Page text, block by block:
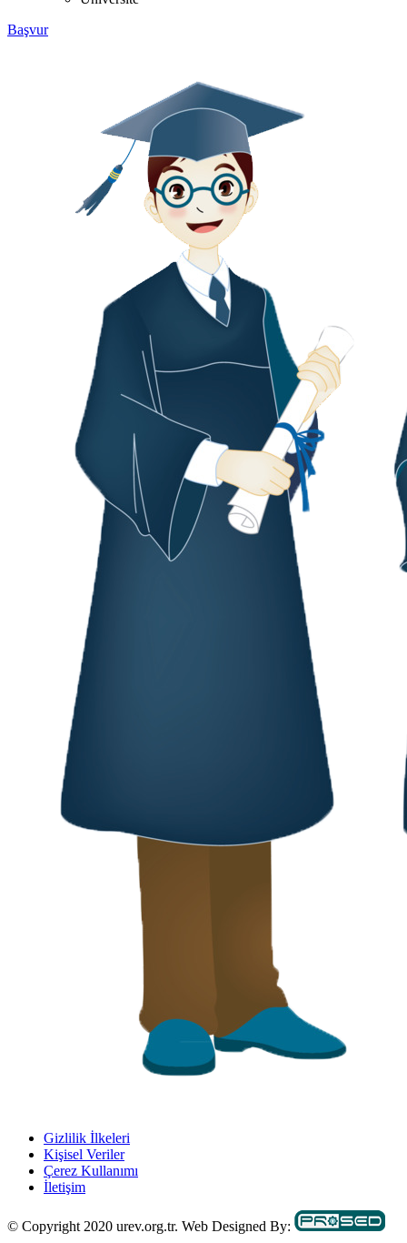
Başvur
Gizlilik İlkeleri
Kişisel Veriler
Çerez Kullanımı
İletişim
© Copyright 2020 urev.org.tr. Web Designed By: